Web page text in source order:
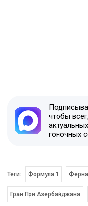
чтобы
гоночных
Теги: Формула 1
Гран При Азербайджана